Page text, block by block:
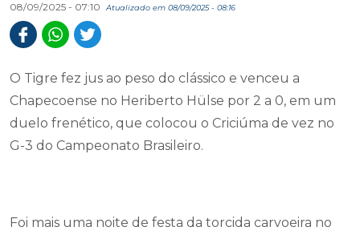
08/09/2025 - 07:10
Atualizado em 08/09/2025 - 08:16
O Tigre fez jus ao peso do clássico e venceu a
Chapecoense no Heriberto Hülse por 2 a 0, em um
duelo frenético, que colocou o Criciúma de vez no
G-3 do Campeonato Brasileiro.
Foi mais uma noite de festa da torcida carvoeira no